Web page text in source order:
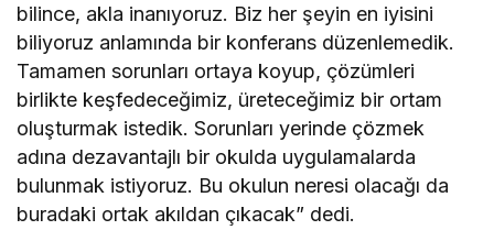
bilince, akla inanıyoruz. Biz her şeyin en iyisini
biliyoruz anlamında bir konferans düzenlemedik.
Tamamen sorunları ortaya koyup, çözümleri
birlikte keşfedeceğimiz, üreteceğimiz bir ortam
oluşturmak istedik. Sorunları yerinde çözmek
adına dezavantajlı bir okulda uygulamalarda
bulunmak istiyoruz. Bu okulun neresi olacağı da
buradaki ortak akıldan çıkacak” dedi.